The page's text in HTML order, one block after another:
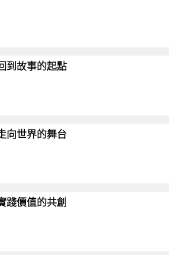
到故事的起點
向世界的舞台
踐價值的共創